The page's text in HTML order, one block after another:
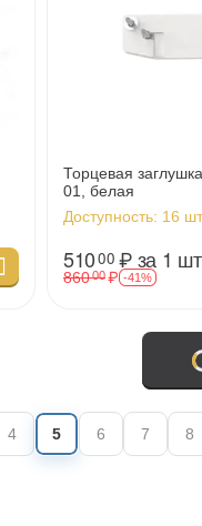
Торцевая
01, белая
Доступность: 16
51000 ₽за 1
86000₽ -41%
4 5 6 7 8